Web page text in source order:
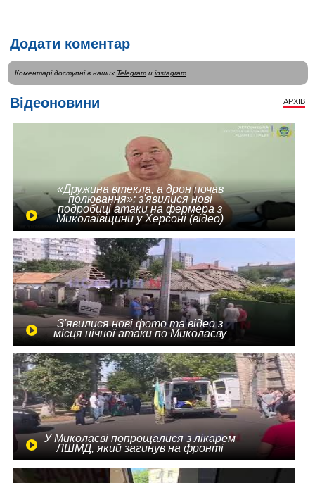
Додати коментар
Коментарі доступні в наших Telegramи instagram.
Відеоновини АРХІВ
«Дружина втекла, а дрон почав
полювання»: з'явилися нові
подробиці атаки на фермера з
Миколаївщини у Херсоні (відео)
З'явилися нові фото та відео з
місця нічної атаки по Миколаєву
У Миколаєві попрощалися з лікарем
ЛШМД, який загинув на фронті